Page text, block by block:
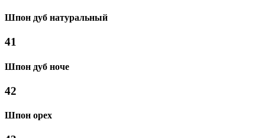
Шпон дуб натуральный
41
Шпон дуб ноче
42
Шпон орех